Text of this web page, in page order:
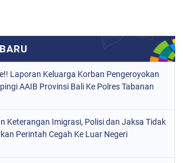
Laporan Keluarga Korban Pengeroyokan
AAIB Provinsi Bali Ke Polres Tabanan
Keterangan Imigrasi, Polisi dan Jaksa Tidak
Perintah Cegah Ke Luar Negeri